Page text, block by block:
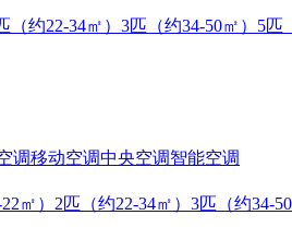
（约22-34㎡） 3匹（约34-50㎡） 5匹
调移动空调中央空调智能空调
㎡） 2匹（约22-34㎡） 3匹（约34-50